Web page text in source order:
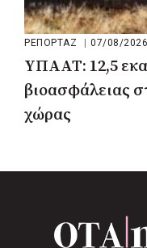
ΡΕΠΟΡΤΑΖ 07/08/2026
ΥΠΑΑΤ: 12,5
βιοασφάλειας
χώρας